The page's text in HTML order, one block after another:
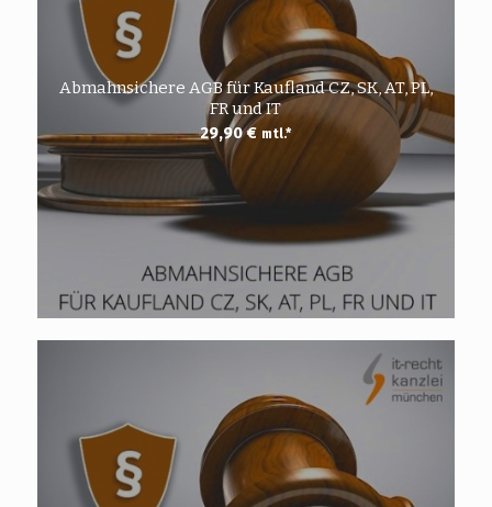
Abmahnsichere AGB für Kaufland CZ, SK, AT, PL,
FR und IT
29,90€ mtl.*